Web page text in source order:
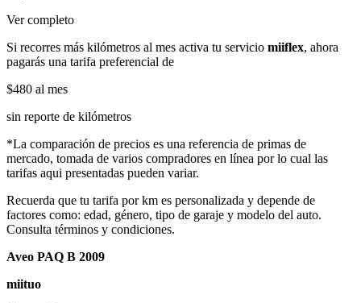
Ver completo
Si recorres más kilómetros al mes activa tu servicio miiflex, ahora
pagarás una tarifa preferencial de
$480 al mes
sin reporte de kilómetros
*La comparación de precios es una referencia de primas de
mercado, tomada de varios compradores en línea por lo cual las
tarifas aqui presentadas pueden variar.
Recuerda que tu tarifa por km es personalizada y depende de
factores como: edad, género, tipo de garaje y modelo del auto.
Consulta términos y condiciones.
Aveo PAQ B 2009
miituo